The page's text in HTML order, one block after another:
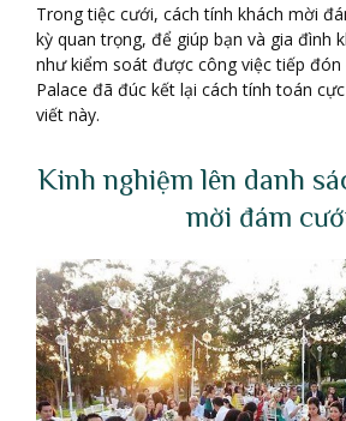
Trong tiệc cưới, cách tính khách mời
kỳ quan trọng, để giúp bạn và gia đình
như kiểm soát được công việc tiếp đón
Palace đã đúc kết lại cách tính toán
viết này.
Kinh nghiệm lên danh
mời đám